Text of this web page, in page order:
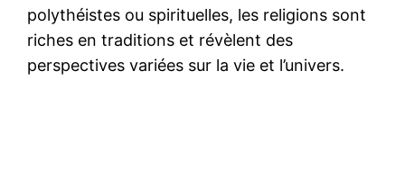
polythéistes ou spirituelles, les religions sont
riches en traditions et révèlent des
perspectives variées sur la vie et l’univers.